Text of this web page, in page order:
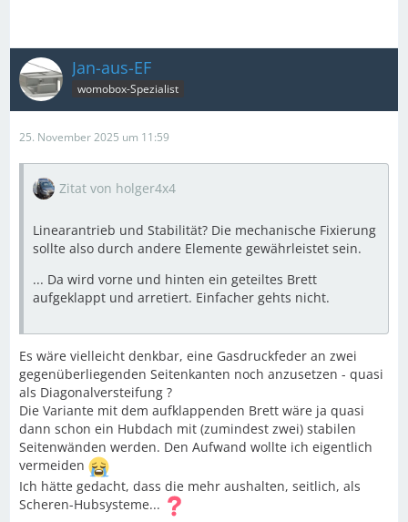
Jan-aus-EF
womobox-Spezialist
25. November 2025 um 11:59
Zitat von holger4x4
Linearantrieb und Stabilität? Die mechanische Fixierung
sollte also durch andere Elemente gewährleistet sein.
... Da wird vorne und hinten ein geteiltes Brett
aufgeklappt und arretiert. Einfacher gehts nicht.
Es wäre vielleicht denkbar, eine Gasdruckfeder an zwei
gegenüberliegenden Seitenkanten noch anzusetzen - quasi
als Diagonalversteifung ?
Die Variante mit dem aufklappenden Brett wäre ja quasi
dann schon ein Hubdach mit (zumindest zwei) stabilen
Seitenwänden werden. Den Aufwand wollte ich eigentlich
vermeiden
Ich hätte gedacht, dass die mehr aushalten, seitlich, als
Scheren-Hubsysteme...